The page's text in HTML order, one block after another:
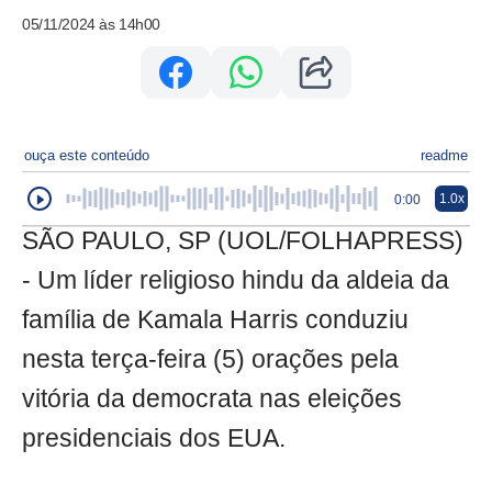
05/11/2024 às 14h00
ouça este conteúdo readme
0:00 1.0x
SÃO PAULO, SP (UOL/FOLHAPRESS)
- Um líder religioso hindu da aldeia da
família de Kamala Harris conduziu
nesta terça-feira (5) orações pela
vitória da democrata nas eleições
presidenciais dos EUA.